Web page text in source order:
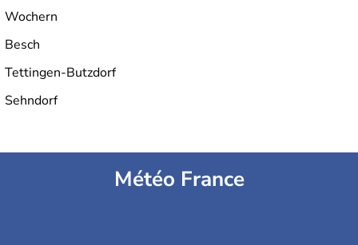
Wochern
Besch
Tettingen-Butzdorf
Sehndorf
Météo France